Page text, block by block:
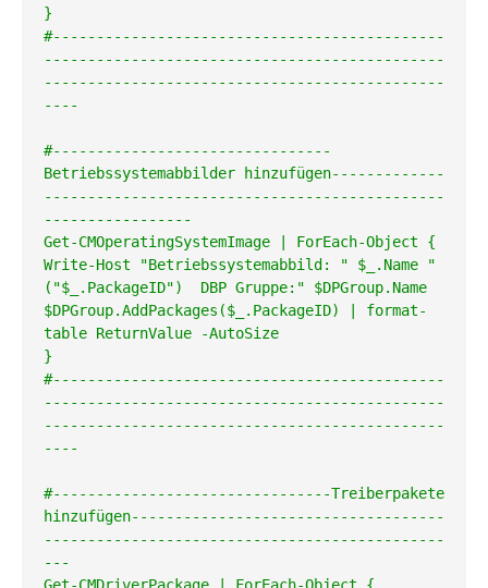
}
#---------------------------------------------
----------------------------------------------
----------------------------------------------
----
#--------------------------------
Betriebssystemabbilder hinzufügen-------------
----------------------------------------------
-----------------
Get-CMOperatingSystemImage | ForEach-Object {
Write-Host "Betriebssystemabbild: " $_.Name "
("$_.PackageID")  DBP Gruppe:" $DPGroup.Name
$DPGroup.AddPackages($_.PackageID) | format-
table ReturnValue -AutoSize
}
#---------------------------------------------
----------------------------------------------
----------------------------------------------
----
#--------------------------------Treiberpakete
hinzufügen------------------------------------
----------------------------------------------
---